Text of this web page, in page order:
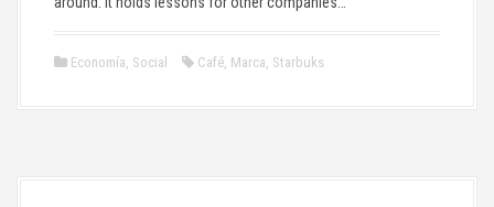
Economía, Social Café, Marca, Starbuks